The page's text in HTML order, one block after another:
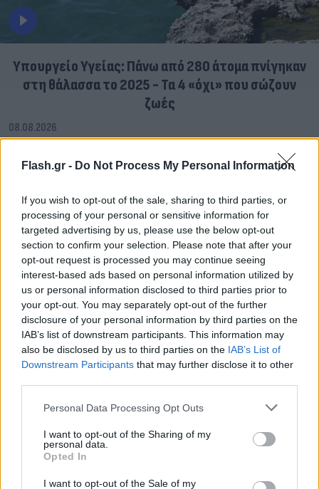
Flash.gr - Do Not Process My Personal Information
If you wish to opt-out of the sale, sharing to third parties, or
processing of your personal or sensitive information for
targeted advertising by us, please use the below opt-out
section to confirm your selection. Please note that after your
opt-out request is processed you may continue seeing
interest-based ads based on personal information utilized by
us or personal information disclosed to third parties prior to
your opt-out. You may separately opt-out of the further
disclosure of your personal information by third parties on the
IAB’s list of downstream participants. This information may
also be disclosed by us to third parties on the IAB’s List of
Downstream Participants that may further disclose it to other
Please note that this website/app uses one or more Google
not limited to your visit or usage behaviour. You may click to
grant or deny consent to Google and its third-party tags to
use your data for below specified purposes in below Google
consent section.
Personal Data Processing Opt Outs
I want to opt-out of the Sharing of my
personal data.
Opted In
I want to opt-out of the Sale of my
Υπουργείο Υγείας: Πάνω από 280 άτομα πνίγηκαν
στη θάλασσα το 2025 - Τα 4 «όχι» που σώζουν
ζωές
08.08.2026